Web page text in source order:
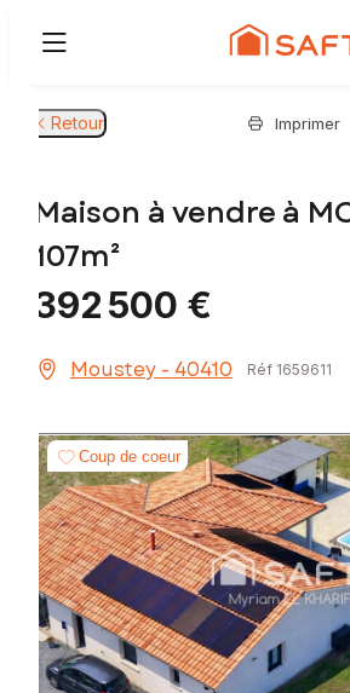
Retour Imprimer
Maison à vendre à
107m²
392 500 €
Moustey - 40410 Réf 1659611
Coup de coeur